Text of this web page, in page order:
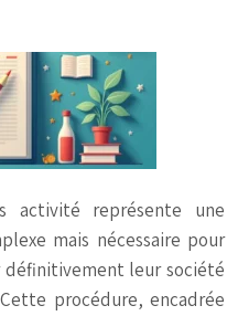
activité représente une
mais nécessaire pour
définitivement leur société
procédure, encadrée